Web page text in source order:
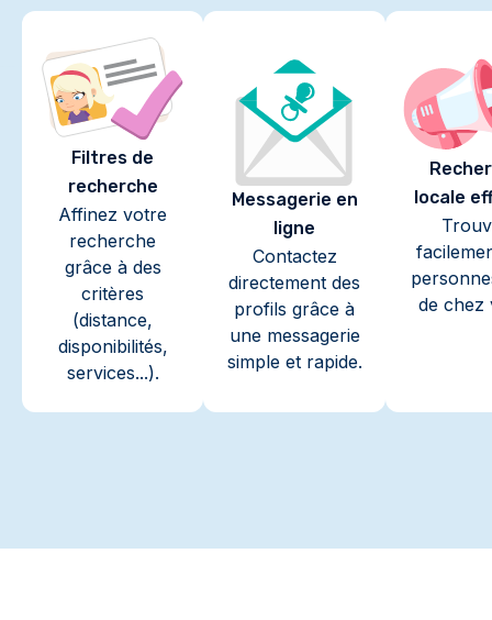
Filtres de
recherche
Affinez votre
recherche
grâce à des
critères
(distance,
disponibilités,
services...).
Messagerie en
ligne
Contactez
directement des
profils grâce à
une messagerie
simple et rapide.
locale
de chez